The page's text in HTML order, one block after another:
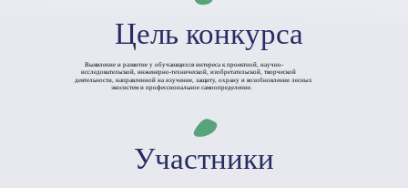
Выявление и развитие у обучающихся интереса к проектной, научно-
исследовательской, инженерно-технической, изобретательской, творческой
деятельности, направленной на изучение, защиту, охрану и возобновление лесных
экосистем и профессиональное самоопределение.
Цель конкурса
Участники